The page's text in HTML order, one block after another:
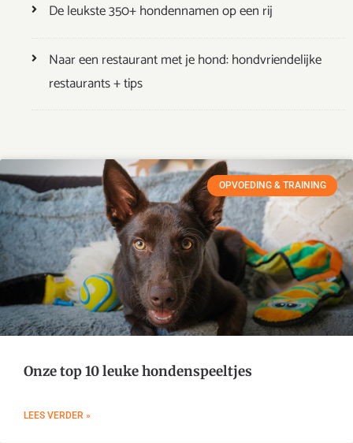
De leukste 350+ hondennamen op een rij
Naar een restaurant met je hond: hondvriendelijke
restaurants + tips
OPVOEDING & TRAINING
Onze top 10 leuke hondenspeeltjes
LEES VERDER »